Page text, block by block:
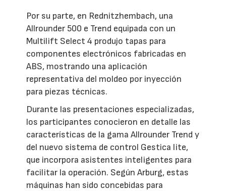
Por su parte, en Rednitzhembach, una
Allrounder 500 e Trend equipada con un
Multilift Select 4 produjo tapas para
componentes electrónicos fabricadas en
ABS, mostrando una aplicación
representativa del moldeo por inyección
para piezas técnicas.
Durante las presentaciones especializadas,
los participantes conocieron en detalle las
características de la gama Allrounder Trend y
del nuevo sistema de control Gestica lite,
que incorpora asistentes inteligentes para
facilitar la operación. Según Arburg, estas
máquinas han sido concebidas para